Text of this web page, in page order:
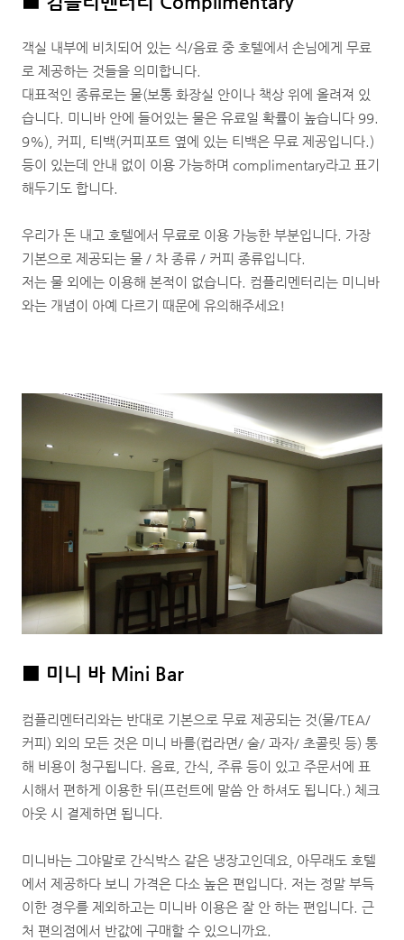
객실 내부에 비치되어 있는 식/음료 중 호텔에서 손님에게 무료
로 제공하는 것들을 의미합니다.
대표적인 종류로는 물(보통 화장실 안이나 책상 위에 올려져 있
습니다. 미니바 안에 들어있는 물은 유료일 확률이 높습니다 99.
9%), 커피, 티백(커피포트 옆에 있는 티백은 무료 제공입니다.)
등이 있는데 안내 없이 이용 가능하며 complimentary라고 표기
해두기도 합니다.
우리가 돈 내고 호텔에서 무료로 이용 가능한 부분입니다. 가장
기본으로 제공되는 물 / 차 종류 / 커피 종류입니다.
저는 물 외에는 이용해 본적이 없습니다. 컴플리멘터리는 미니바
와는 개념이 아예 다르기 때문에 유의해주세요!
미니 바 Mini Bar
컴플리멘터리와는 반대로 기본으로 무료 제공되는 것(물/TEA/
커피) 외의 모든 것은 미니 바를(컵라면/ 술/ 과자/ 초콜릿 등) 통
해 비용이 청구됩니다. 음료, 간식, 주류 등이 있고 주문서에 표
시해서 편하게 이용한 뒤(프런트에 말씀 안 하셔도 됩니다.) 체크
아웃 시 결제하면 됩니다.
미니바는 그야말로 간식박스 같은 냉장고인데요, 아무래도 호텔
에서 제공하다 보니 가격은 다소 높은 편입니다. 저는 정말 부득
이한 경우를 제외하고는 미니바 이용은 잘 안 하는 편입니다. 근
처 편의점에서 반값에 구매할 수 있으니까요.